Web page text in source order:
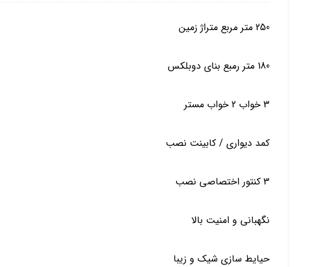
250 متر مربع متراژ زمین
180 متر رمبع بنای دوبلکس
3 خواب 2 خواب مستر
کمد دیواری / کابینت نصب
3 کنتور اختصاصی نصب
نگهبانی و امنیت بالا
حیایط سازی شیک و زیبا